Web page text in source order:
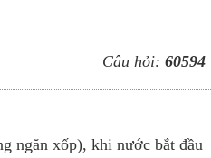
Câu hỏi: 60594
ngăn xốp), khi nước bắt đầu